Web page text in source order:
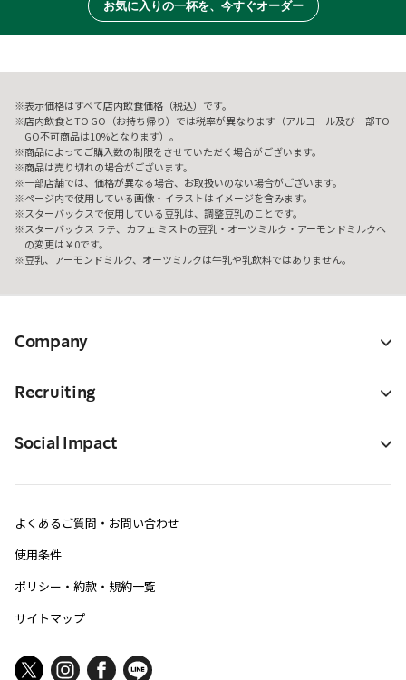
お気に入りの一杯を、今すぐオーダー
表示価格はすべて店内飲食価格（税込）です。
店内飲食とTO GO（お持ち帰り）では税率が異なります（アルコール及び一部TO
GO不可商品は10%となります）。
商品によってご購入数の制限をさせていただく場合がございます。
商品は売り切れの場合がございます。
一部店舗では、価格が異なる場合、お取扱いのない場合がございます。
ページ内で使用している画像・イラストはイメージを含みます。
スターバックスで使用している豆乳は、調整豆乳のことです。
スターバックス ラテ、カフェ ミストの豆乳・オーツミルク・アーモンドミルクへ
の変更は￥0です。
豆乳、アーモンドミルク、オーツミルクは牛乳や乳飲料ではありません。
Company
Recruiting
Social Impact
よくあるご質問・お問い合わせ
使用条件
ポリシー・約款・規約一覧
サイトマップ